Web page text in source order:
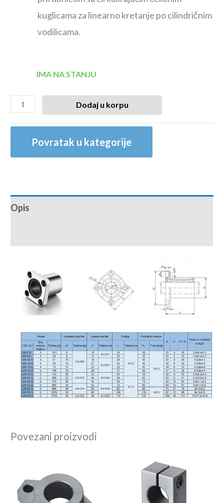
kuglicama za linearno kretanje po cilindričnim
vodilicama.
IMA NA STANJU
Dodaj u korpu
Povratak u kategorije
Opis
Povezani proizvodi